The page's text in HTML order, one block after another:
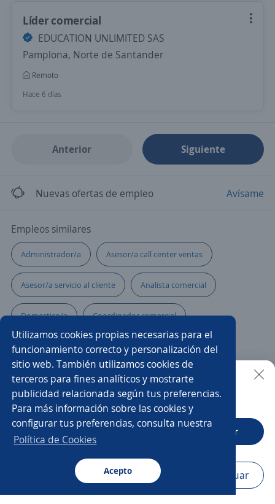
Utilizamos cookies propias necesarias para el
funcionamiento correcto y personalización del
sitio web. También utilizamos cookies de
terceros para fines analíticos y mostrarte
publicidad relacionada según tus preferencias.
Para más información sobre las cookies y
configurar tus preferencias, consulta nuestra
Política de Cookies
Acepto
Buscar Aplicaciones Avisos Favoritos
Líder comercial
EDUCATION UNLIMITED SAS
Pamplona, Norte de Santander
Remoto
Hace 6 días
Anterior Siguiente
Nuevas ofertas de empleo Avísame
Empleos similares
Administrador/a Asesor/a call center ventas
Asesor/a servicio al cliente Analista comercial
Domestico/a Coordinador comercial
Coordinador/a Administrador/a de tienda
Gerente en contabilidad Auxiliar
Auxiliar de farmacia Asesor/a comercial punto de venta
Analista de créditos
Regente de farmacia
Buscar es más fácil en la app
CT App Abrir
Navegador Continuar